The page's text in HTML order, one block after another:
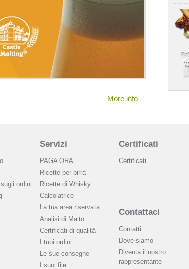
More info
ordini
Servizi
PAGA ORA
Ricette per birra
Ricette di Whisky
Calcolatrice
La tua area riservata
Analisi di Malto
Сertificati di qualità
I tuoi ordini
Le sue consegne
I suoi file
Certificati
Certificati
Contattaci
Contatti
Dove siamo
Diventa il nostro
rappresentante